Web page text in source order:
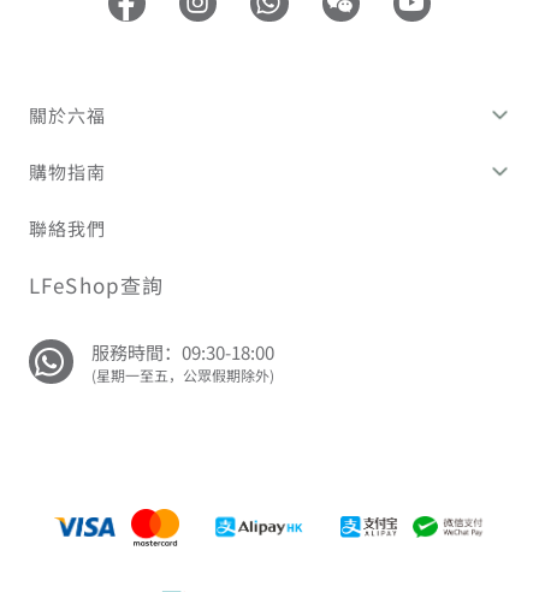
關於六福
購物指南
聯絡我們
LFeShop查詢
服務時間：09:30-18:00
(星期一至五，公眾假期除外)